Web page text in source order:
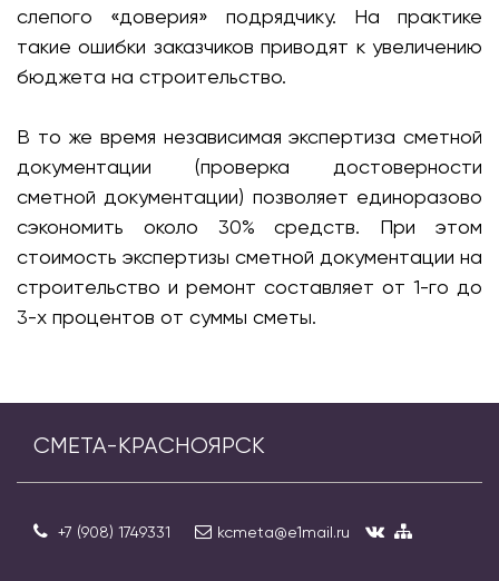
слепого «доверия» подрядчику. На практике
такие ошибки заказчиков приводят к увеличению
бюджета на строительство.
В то же время независимая экспертиза сметной
документации (проверка достоверности
сметной документации) позволяет единоразово
сэкономить около 30% средств. При этом
стоимость экспертизы сметной документации на
строительство и ремонт составляет от 1-го до
3-х процентов от суммы сметы.
СМЕТА-КРАСНОЯРСК
+7 (908) 1749331 kcmeta@e1mail.ru